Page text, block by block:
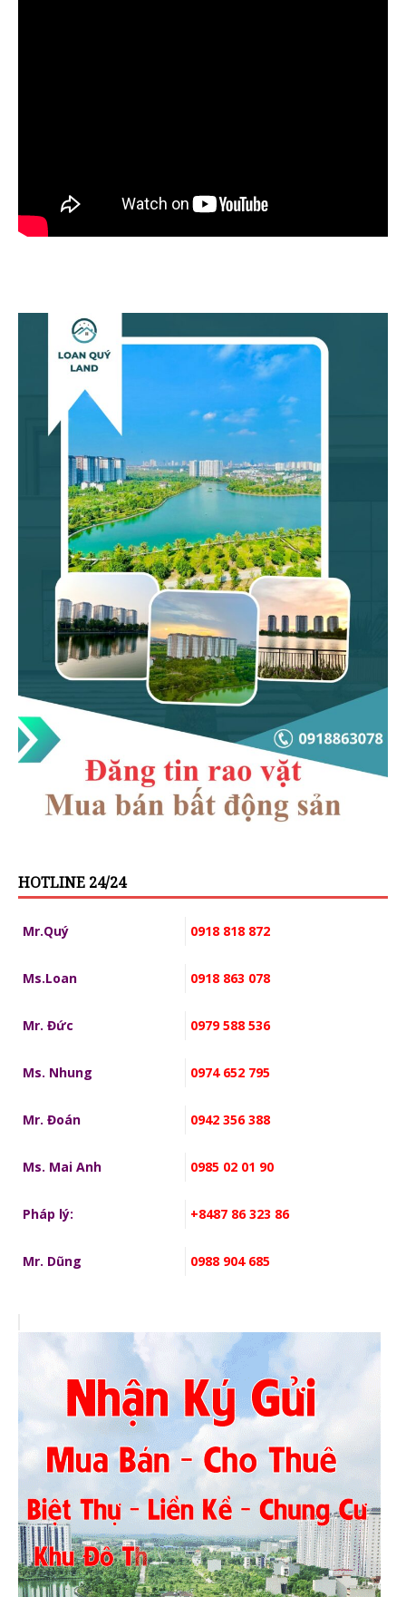
HOTLINE 24/24
Mr.Quý 0918 818 872
Ms.Loan 0918 863 078
Mr. Đức 0979 588 536
Ms. Nhung 0974 652 795
Mr. Đoán 0942 356 388
Ms. Mai Anh 0985 02 01 90
Pháp lý: +8487 86 323 86
Mr. Dũng 0988 904 685